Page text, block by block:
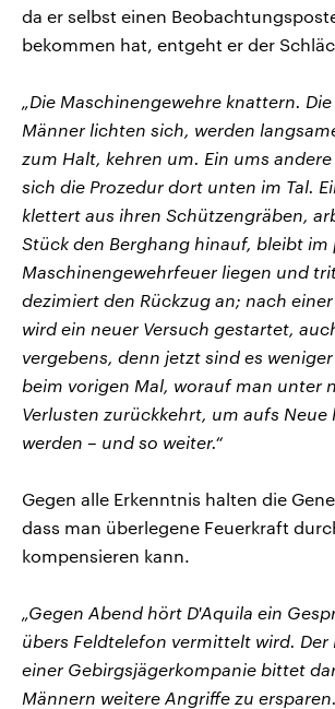
da er selbst einen
bekommen hat, entgeht er der
„Die Maschinengewehre knattern.
Männer lichten sich, werden
zum Halt, kehren um. Ein ums
sich die Prozedur dort unten im Tal.
klettert aus ihren Schützengräben,
Stück den Berghang hinauf, bleibt im
Maschinengewehrfeuer liegen und
dezimiert den Rückzug an; nach
wird ein neuer Versuch gestartet,
vergebens, denn jetzt sind es
beim vorigen Mal, worauf man unter
Verlusten zurückkehrt, um aufs Neue
werden – und so weiter.“
Gegen alle Erkenntnis halten die
dass man überlegene Feuerkraft
kompensieren kann.
„Gegen Abend hört D'Aquila ein
übers Feldtelefon vermittelt wird. Der
einer Gebirgsjägerkompanie bittet
Männern weitere Angriffe zu